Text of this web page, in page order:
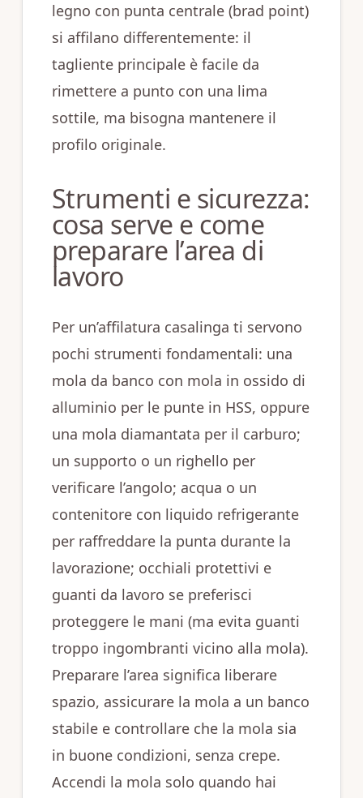
legno con punta centrale (brad point)
si affilano differentemente: il
tagliente principale è facile da
rimettere a punto con una lima
sottile, ma bisogna mantenere il
profilo originale.
Strumenti e sicurezza:
cosa serve e come
preparare l’area di
lavoro
Per un’affilatura casalinga ti servono
pochi strumenti fondamentali: una
mola da banco con mola in ossido di
alluminio per le punte in HSS, oppure
una mola diamantata per il carburo;
un supporto o un righello per
verificare l’angolo; acqua o un
contenitore con liquido refrigerante
per raffreddare la punta durante la
lavorazione; occhiali protettivi e
guanti da lavoro se preferisci
proteggere le mani (ma evita guanti
troppo ingombranti vicino alla mola).
Preparare l’area significa liberare
spazio, assicurare la mola a un banco
stabile e controllare che la mola sia
in buone condizioni, senza crepe.
Accendi la mola solo quando hai